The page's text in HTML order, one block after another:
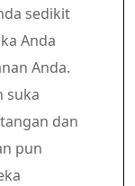
sedikit
Anda
Anda.
suka
dan
pun